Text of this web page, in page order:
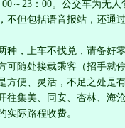
～23：00。公交车为无
不但包括语音报站，还通
，上车不找兑，请备好
随处接载乘客（招手就
便、灵活，不足之处是
往集美、同安、杏林、海
际路程收费。